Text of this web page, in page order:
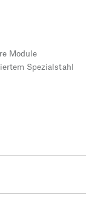
Module
Spezialstahl